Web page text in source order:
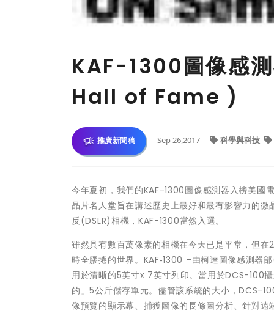
KAF-1300圖像感
Hall of Fame )
推廣新聞稿 Sep 26,2017 科學與科技
今年夏初，我們的KAF-1300圖像感測器入榜美國
晶片名人堂旨在講述歷史上最好和最有影響力的
反(DSLR)相機，KAF-1300當然入選。
雖然具有數百萬像素的相機在今天已是平常，但
時全膠捲的世界。KAF‑1300 –由柯達圖像感測器
用於清晰的5英寸x 7英寸列印。當用於DCS-100
的」5公斤儲存單元。儘管該系統的大小，DCS-
像預覽的顯示幕、捕獲圖像的長條圖分析、針對